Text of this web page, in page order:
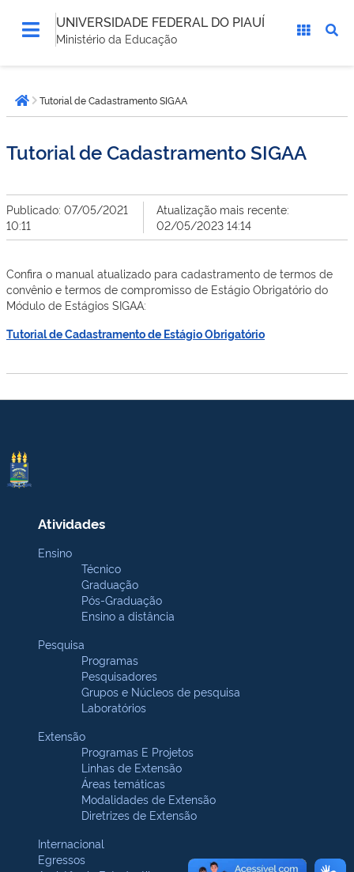
UNIVERSIDADE FEDERAL DO PIAUÍ
Ministério da Educação
está
aqui:Página inicial
Tutorial de Cadastramento SIGAA
Tutorial de Cadastramento SIGAA
Publicado: 07/05/2021
10:11
Atualização mais recente:
02/05/2023 14:14
Confira o manual atualizado para cadastramento de termos de
convênio e termos de compromisso de Estágio Obrigatório do
Módulo de Estágios SIGAA:
Tutorial de Cadastramento de Estágio Obrigatório
Atividades
Ensino
Técnico
Graduação
Pós-Graduação
Ensino a distância
Pesquisa
Programas
Pesquisadores
Grupos e Núcleos de pesquisa
Laboratórios
Extensão
Programas E Projetos
Linhas de Extensão
Áreas temáticas
Modalidades de Extensão
Diretrizes de Extensão
Internacional
Egressos